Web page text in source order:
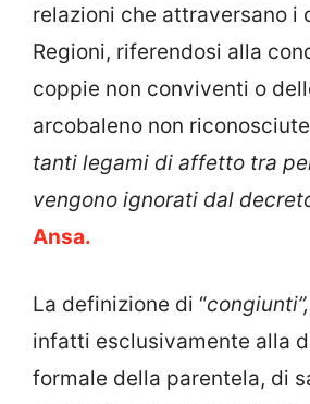
relazioni che attraversano i
Regioni, riferendosi alla
coppie non conviventi o
arcobaleno non
tanti legami di affetto tra
vengono ignorati dal
Ansa.
La definizione di “congiunti”,
infatti esclusivamente alla
formale della parentela, di